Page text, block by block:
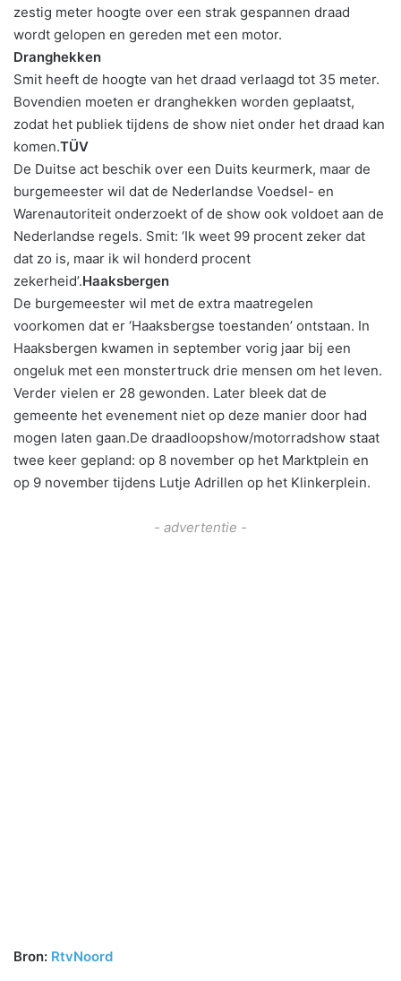
zestig meter hoogte over een strak gespannen draad
wordt gelopen en gereden met een motor.
Dranghekken
Smit heeft de hoogte van het draad verlaagd tot 35 meter.
Bovendien moeten er dranghekken worden geplaatst,
zodat het publiek tijdens de show niet onder het draad kan
komen.TÜV
De Duitse act beschik over een Duits keurmerk, maar de
burgemeester wil dat de Nederlandse Voedsel- en
Warenautoriteit onderzoekt of de show ook voldoet aan de
Nederlandse regels. Smit: ‘Ik weet 99 procent zeker dat
dat zo is, maar ik wil honderd procent
zekerheid’.Haaksbergen
De burgemeester wil met de extra maatregelen
voorkomen dat er ‘Haaksbergse toestanden’ ontstaan. In
Haaksbergen kwamen in september vorig jaar bij een
ongeluk met een monstertruck drie mensen om het leven.
Verder vielen er 28 gewonden. Later bleek dat de
gemeente het evenement niet op deze manier door had
mogen laten gaan.De draadloopshow/motorradshow staat
twee keer gepland: op 8 november op het Marktplein en
op 9 november tijdens Lutje Adrillen op het Klinkerplein.
- advertentie -
Bron: RtvNoord